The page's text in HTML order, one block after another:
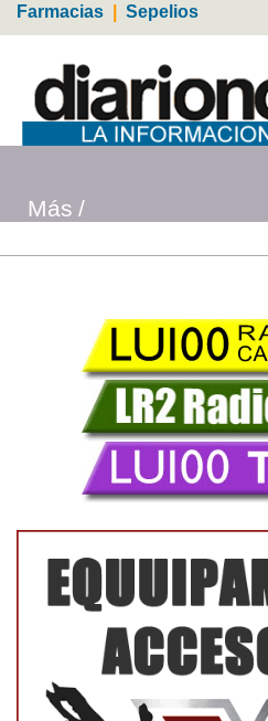
Farmacias Sepelios
Más